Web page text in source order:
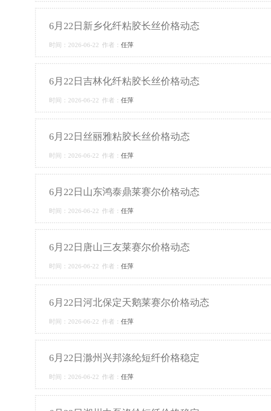
6月22日新乡化纤粘胶长丝价格动态
时间：2026-06-22 作者： 任萍
6月22日吉林化纤粘胶长丝价格动态
时间：2026-06-22 作者： 任萍
6月22日丝丽雅粘胶长丝价格动态
时间：2026-06-22 作者： 任萍
6月22日山东鸿泰鼎莱赛尔价格动态
时间：2026-06-22 作者： 任萍
6月22日唐山三友莱赛尔价格动态
时间：2026-06-22 作者： 任萍
6月22日河北保定天鹅莱赛尔价格动态
时间：2026-06-22 作者： 任萍
6月22日滁州兴邦涤纶短纤价格稳定
时间：2026-06-22 作者： 任萍